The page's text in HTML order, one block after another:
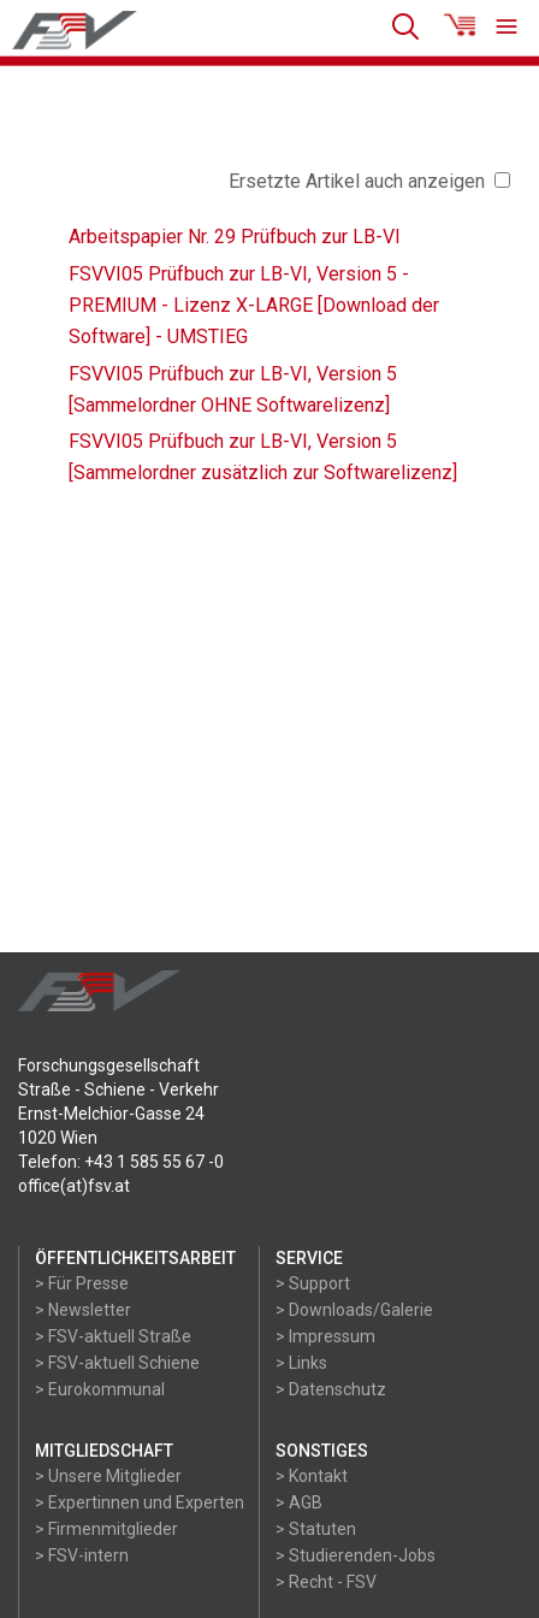
Ersetzte Artikel auch anzeigen
Arbeitspapier Nr. 29 Prüfbuch zur LB-VI
FSVVI05 Prüfbuch zur LB-VI, Version 5 -
PREMIUM - Lizenz X-LARGE [Download der
Software] - UMSTIEG
FSVVI05 Prüfbuch zur LB-VI, Version 5
[Sammelordner OHNE Softwarelizenz]
FSVVI05 Prüfbuch zur LB-VI, Version 5
[Sammelordner zusätzlich zur Softwarelizenz]
Forschungsgesellschaft
Straße - Schiene - Verkehr
Ernst-Melchior-Gasse 24
1020 Wien
Telefon: +43 1 585 55 67 -0
office(at)fsv.at
ÖFFENTLICHKEITSARBEIT
> Für Presse
> Newsletter
> FSV-aktuell Straße
> FSV-aktuell Schiene
> Eurokommunal
SERVICE
> Support
> Downloads/Galerie
> Impressum
> Links
> Datenschutz
MITGLIEDSCHAFT
> Unsere Mitglieder
> Expertinnen und Experten
> Firmenmitglieder
> FSV-intern
SONSTIGES
> Kontakt
> AGB
> Statuten
> Studierenden-Jobs
> Recht - FSV